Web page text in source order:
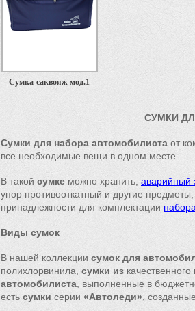
Сумка-саквояж мод.1
СУМКИ
Сумки для набора автомобилиста от
все необходимые вещи в одном месте.
В такой сумке можно хранить, аварийный
упор противооткатный и другие
принадлежности для комплектации
Виды сумок
В нашей коллекции сумок для
полихлорвинила, сумки из качественного
автомобилиста, выполненные в
есть сумки серии «Автоледи» ,